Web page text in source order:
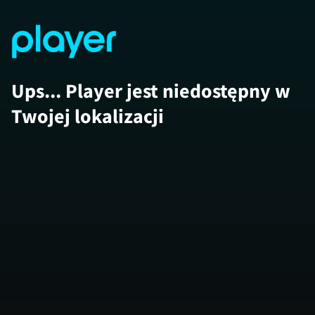
Ups... Player jest niedostępny w
Twojej lokalizacji